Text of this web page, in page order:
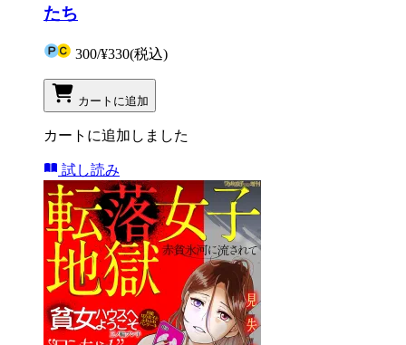
たち
300/¥330(税込)
カートに追加
カートに追加しました
試し読み